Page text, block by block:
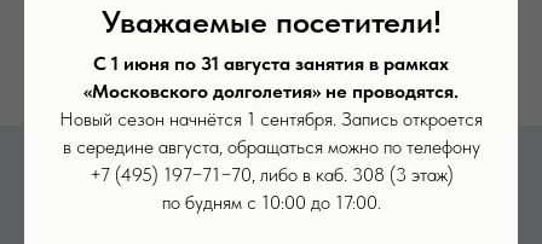
Уважаемые посетители!
С 1 июня по 31 августа занятия в рамках
«Московского долголетия» не проводятся.
Новый сезон начнётся 1 сентября. Запись откроется
в середине августа, обращаться можно по телефону
+7 (495) 197−71−70, либо в каб. 308 (3 этаж)
по будням с 10:00 до 17:00.
при Московской государственной
консерватории им. П. И. Чайковского.
Почему стоит пойти в студию?